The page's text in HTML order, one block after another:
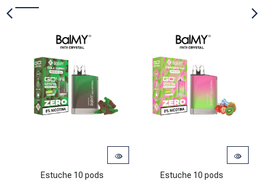
Estuche 10 pods desechables BalMY GO Crystal ZERO nicotina –
Estuche 10 pods
Estuche 10 pods desechables
Estuche 10 pods